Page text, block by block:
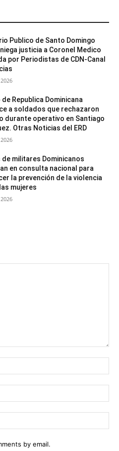
Publico de Santo Domingo
justicia a Coronel Medico
por Periodistas de CDN-Canal
de Republica Dominicana
a soldados que rechazaron
durante operativo en Santiago
Otras Noticias del ERD
de militares Dominicanos
en consulta nacional para
la prevención de la violencia
mujeres
by email.